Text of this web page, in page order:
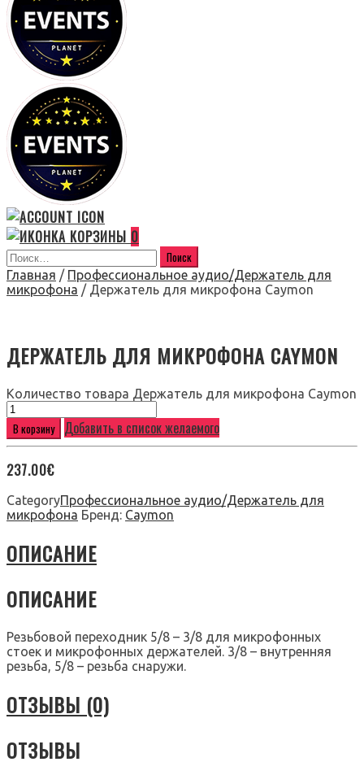
0
Главная / Профессиональное аудио/Держатель для
микрофона / Держатель для микрофона Caymon
ДЕРЖАТЕЛЬ ДЛЯ МИКРОФОНА CAYMON
Количество товара Держатель для микрофона Caymon
В корзину Добавить в список желаемого
237.00€
CategoryПрофессиональное аудио/Держатель для
микрофона Бренд: Caymon
ОПИСАНИЕ
ОПИСАНИЕ
Резьбовой переходник 5/8 – 3/8 для микрофонных
стоек и микрофонных держателей. 3/8 – внутренняя
резьба, 5/8 – резьба снаружи.
ОТЗЫВЫ (0)
ОТЗЫВЫ